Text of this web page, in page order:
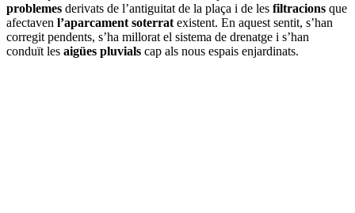
problemes derivats de l’antiguitat de la plaça i de les filtracions que
afectaven l’aparcament soterrat existent. En aquest sentit, s’han
corregit pendents, s’ha millorat el sistema de drenatge i s’han
conduït les aigües pluvials cap als nous espais enjardinats.